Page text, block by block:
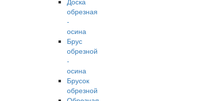
обрезная
-
осина
Брус
обрезной
-
осина
Брусок
обрезной